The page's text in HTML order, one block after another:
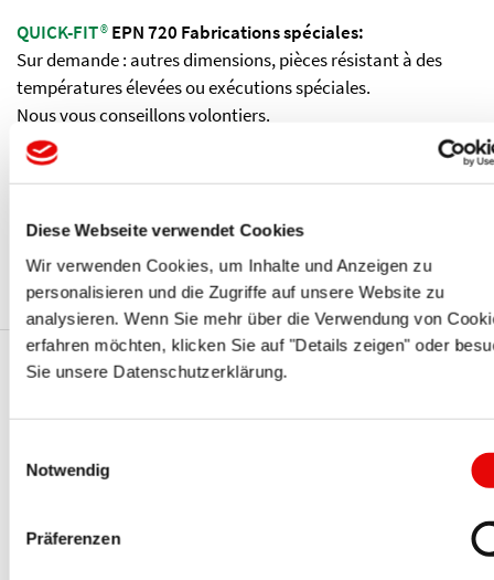
Diese Webseite verwendet Cookies
Wir verwenden Cookies, um Inhalte und Anzeigen zu
personalisieren und die Zugriffe auf unsere Website zu
analysieren. Wenn Sie mehr über die Verwendung von
erfahren möchten, klicken Sie auf "Details zeigen" oder
Sie unsere Datenschutzerklärung.
Notwendig
Präferenzen
QUICK-FIT®EPN 720 Fabrications spéciales:
Sur demande : autres dimensions, pièces résistant à des
températures élevées ou exécutions spéciales.
Nous vous conseillons volontiers.
Service de livraison:
Les commandes arrivées avant midi peuvent être expédiées
nécessaire.